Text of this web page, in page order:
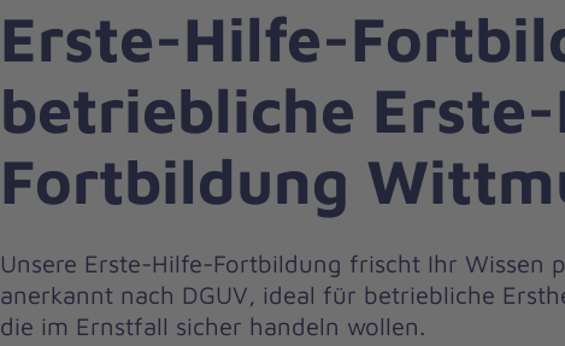
Erste-Hilfe-
betriebliche
Fortbildung
Unsere Erste-Hilfe-Fortbildung frischt Ihr Wissen
anerkannt nach DGUV, ideal für betriebliche
die im Ernstfall sicher handeln wollen.